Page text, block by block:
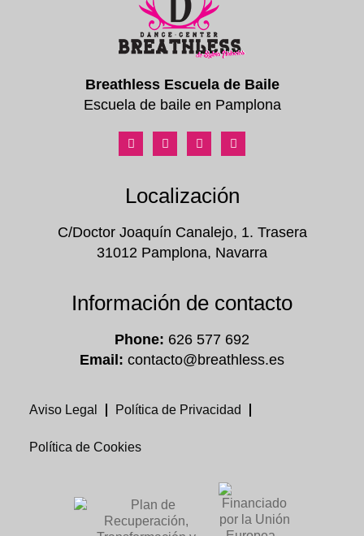
Breathless Escuela de Baile
Escuela de baile en Pamplona
Localización
C/Doctor Joaquín Canalejo, 1. Trasera
31012 Pamplona, Navarra
Información de contacto
Phone: 626 577 692
Email: contacto@breathless.es
Aviso Legal Política de Privacidad
Política de Cookies